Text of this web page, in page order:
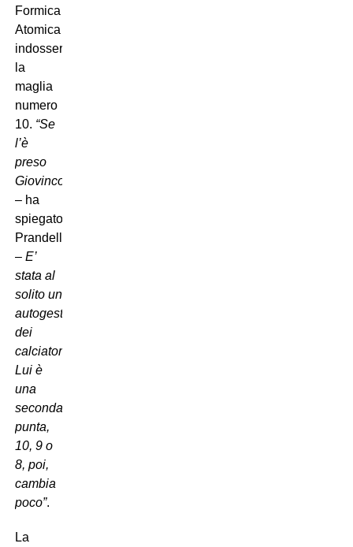
Formica
Atomica
indosserà
la
maglia
numero
10. “Se
l’è
preso
Giovinco
– ha
spiegato
Prandelli
– E’
stata al
solito un
autogestione
dei
calciatori.
Lui è
una
seconda
punta,
10, 9 o
8, poi,
cambia
poco”.
La